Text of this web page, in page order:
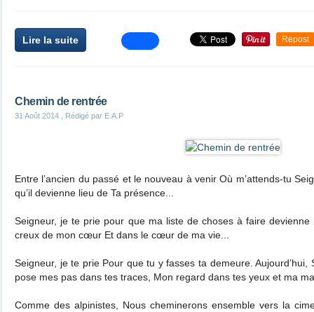
Lire la suite Repost
Chemin de rentrée
31 Août 2014 , Rédigé par E.A.P
Entre l’ancien du passé et le nouveau à venir Où m’attends-tu
qu’il devienne lieu de Ta présence...
Seigneur, je te prie pour que ma liste de choses à faire
creux de mon cœur Et dans le cœur de ma vie...
Seigneur, je te prie Pour que tu y fasses ta demeure.
pose mes pas dans tes traces, Mon regard dans tes yeux et ma
Comme des alpinistes, Nous cheminerons ensemble vers la